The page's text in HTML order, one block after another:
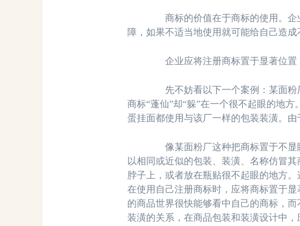
商标的价值在于商标的使用。企
障，如果不适当地使用就可能给自己造
企业应将注册商标置于显著位置
先不妨看以下一个案例：某面粉
商标“蓬仙”却“躲”在一个很不起眼的地
蛋挂面都使用与该厂一样的包装装潢。
像某面粉厂这种把商标置于不显
以相同或近似的包装、装潢、名称仿冒
脖子上，或者放在瓶贴很不起眼的地方
在使用自己注册商标时，应将商标置于
的商品世界很快能够看中自己的商标，
装潢的关系，在商品包装和装潢设计中